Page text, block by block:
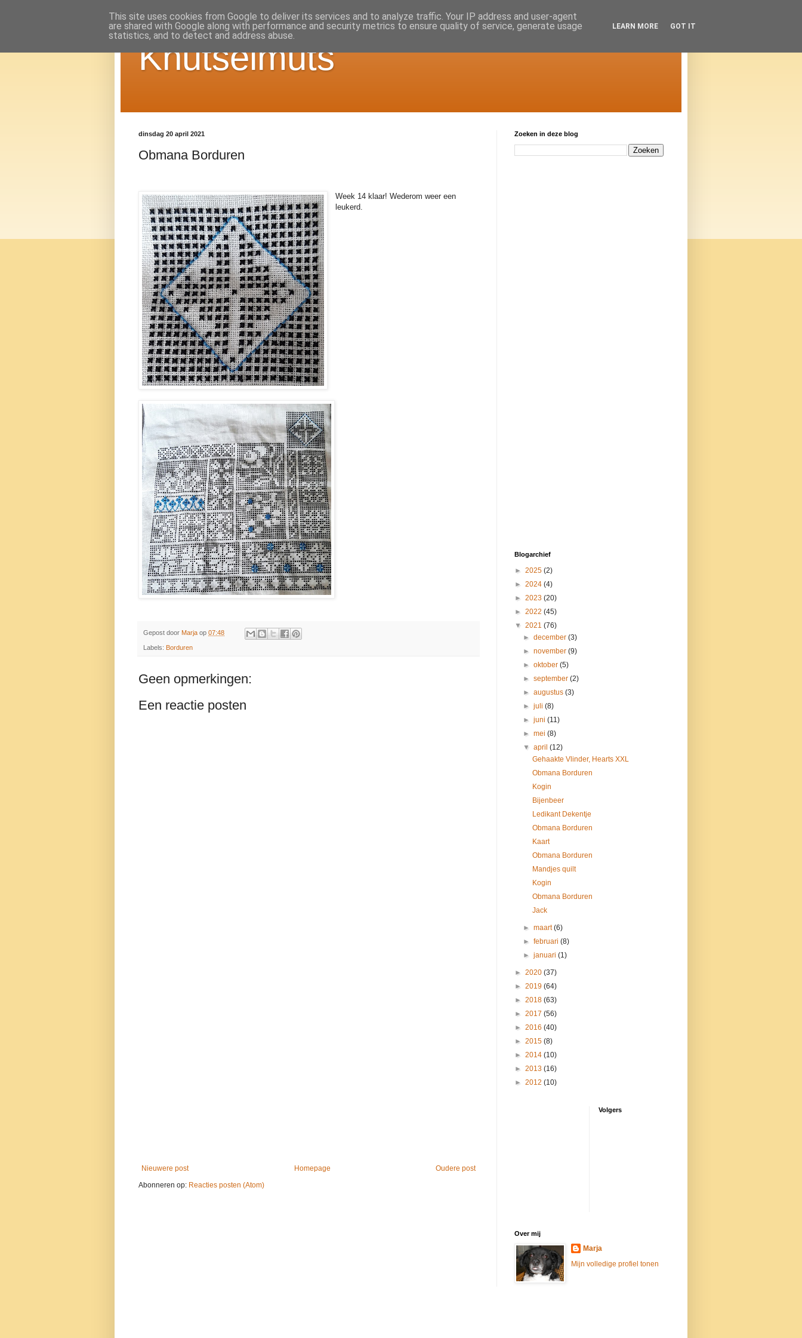
Knutselmuts
dinsdag 20 april 2021
Obmana Borduren
Week 14 klaar! Wederom weer een
leukerd.
Gepost door Marja op 07:48
Labels: Borduren
Geen opmerkingen:
Een reactie posten
Nieuwere post Oudere post
Homepage
Abonneren op: Reacties posten (Atom)
Zoeken in deze blog
Blogarchief
► 2025 (2)
► 2024 (4)
► 2023 (20)
► 2022 (45)
▼ 2021 (76)
►december(3)
►november(9)
►oktober(5)
►september(2)
►augustus(3)
►juli(8)
►juni(11)
►mei(8)
▼april(12)
Gehaakte Vlinder, Hearts XXL
Obmana Borduren
Kogin
Bijenbeer
Ledikant Dekentje
Obmana Borduren
Kaart
Obmana Borduren
Mandjes quilt
Kogin
Obmana Borduren
Jack
►maart(6)
►februari(8)
►januari(1)
► 2020 (37)
► 2019 (64)
► 2018 (63)
► 2017 (56)
► 2016 (40)
► 2015 (8)
► 2014 (10)
► 2013 (16)
► 2012 (10)
Volgers
Over mij
Marja
Mijn volledige profiel tonen
This site uses cookies from Google to deliver its services and to analyze traffic. Your IP address and user-agent
are shared with Google along with performance and security metrics to ensure quality of service, generate usage
statistics, and to detect and address abuse.
LEARN MORE GOT IT